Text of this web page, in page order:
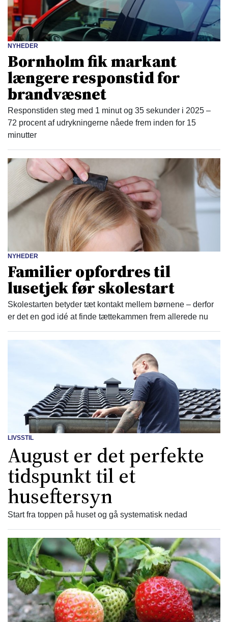
NYHEDER
Bornholm fik markant
længere responstid for
brandvæsnet
Responstiden steg med 1 minut og 35 sekunder i 2025 –
72 procent af udrykningerne nåede frem inden for 15
minutter
NYHEDER
Familier opfordres til
lusetjek før skolestart
Skolestarten betyder tæt kontakt mellem børnene – derfor
er det en god idé at finde tættekammen frem allerede nu
LIVSSTIL
August er det perfekte
tidspunkt til et
huseftersyn
Start fra toppen på huset og gå systematisk nedad